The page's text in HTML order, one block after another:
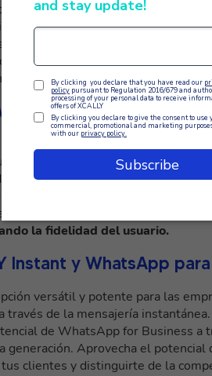
de gestión de conversaciones
la atención al cliente. Te
automatizados, crear
Los agentes pueden gestionar
personalizada en tiempo
Instant
pueden enviar mensajes
coherente y puntual.
a los agentes a atender las
una experiencia de atención
técnica personalizada y
la fidelidad del usuario.
Instant y WhatsApp
versátil y potente para las
través de la mensajería instantánea.
de WhatsApp for Business a
generación. Aprovecha el
clientes y distinguirte de la